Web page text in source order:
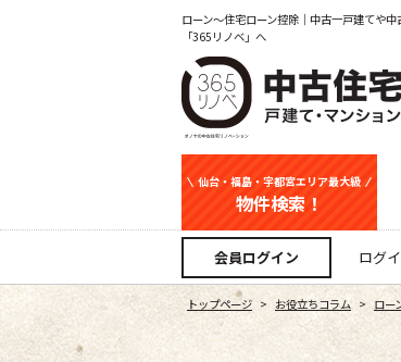
ローン～住宅ローン控除｜中古一戸建てや
「365リノベ」へ
仙台・福島・宇都宮エリア最大級
物件検索！
中古一戸建て
マンション
新築一戸建て
土地
事業用
会員ログイン ログ
トップページ > お役立ちコラム > ロー